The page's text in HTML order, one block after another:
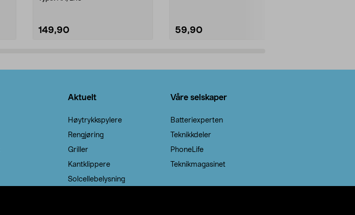
149,90 59,90
Aktuelt
Høytrykkspylere
Rengjøring
Griller
Kantklippere
Solcellebelysning
Våre selskaper
Batteriexperten
Teknikkdeler
PhoneLife
Teknikmagasinet